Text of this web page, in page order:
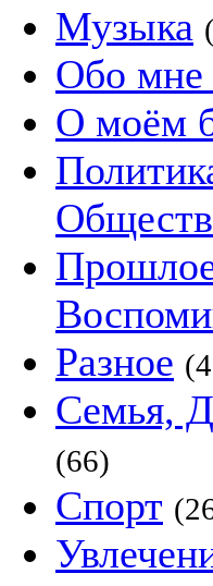
Музыка
Обо мне
О моём
Разное
Семья,
(66)
Спорт